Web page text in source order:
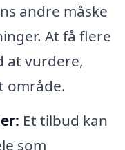
andre måske
At få flere
at vurdere,
område.
Et tilbud kan
som